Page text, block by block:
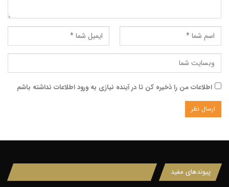
اطلاعات من را ذخیره کن تا در آینده نیازی به ورود اطلاعات نداشته باشم
پیوندهای مفید